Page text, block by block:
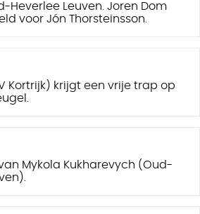
Heverlee Leuven. Joren Dom
voor Jón Thorsteinsson.
Kortrijk) krijgt een vrije trap op
Mykola Kukharevych (Oud-